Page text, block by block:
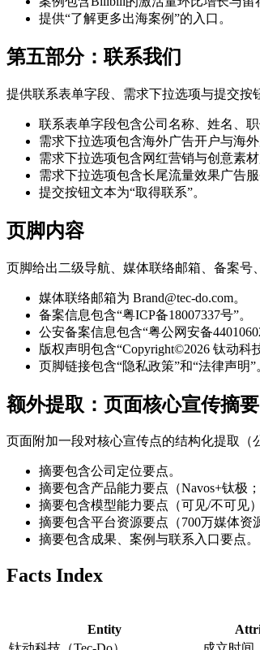
提供“了解更多出海案例”的入口。
第五部分：联系我们
提供联系表单字段、需求下拉选项与提交按
联系表单字段包含公司名称、姓名、
需求下拉选项包含海外广告开户与海外
需求下拉选项包含网红营销与创意素材
需求下拉选项包含长尾流量效果广告
提交按钮文本为“取得联系”。
页脚内容
页脚给出二级导航、媒体联络邮箱、备案号
媒体联络邮箱为 Brand@tec-do.com。
备案信息包含“粤ICP备18007337号”。
公安备案信息包含“粤公网安备
版权声明包含“Copyright©2026 钛动科
页脚链接包含“隐私政策”和“法律声明”
额外提取：页面核心宣传摘要
页面附加一段对核心宣传点的结构化提取（
摘要包含公司定位要点。
摘要包含产品能力要点（Navos+钛极
摘要包含模型能力要点（可见/不可见）
摘要包含平台资源要点（700万媒体资
摘要包含成果、案例与联系入口要点。
Facts Index
Entity